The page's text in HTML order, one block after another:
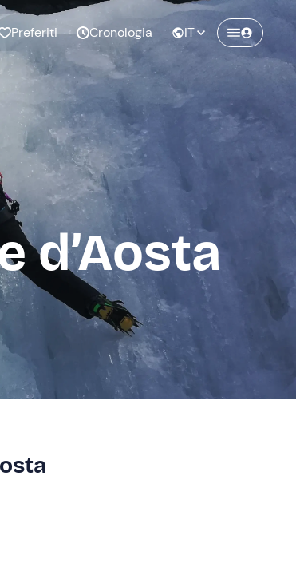
Addio al
nubilato
Preferiti Cronologia IT
d’Aosta
Crea un account Freedome
Unisciti a una community di avventurieri
come te e colleziona ricordi indimenticabili!
Continua con l'email